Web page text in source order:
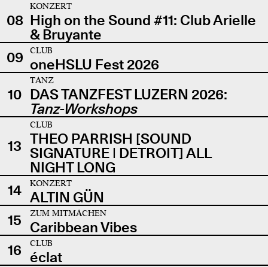
08
KONZERT
High on the Sound #11: Club Arielle
& Bruyante
09
CLUB
oneHSLU Fest 2026
10
TANZ
DAS TANZFEST LUZERN 2026:
Tanz-Workshops
13
CLUB
THEO PARRISH [SOUND
SIGNATURE | DETROIT] ALL
NIGHT LONG
14
KONZERT
ALTIN GÜN
15
ZUM MITMACHEN
Caribbean Vibes
16
CLUB
éclat